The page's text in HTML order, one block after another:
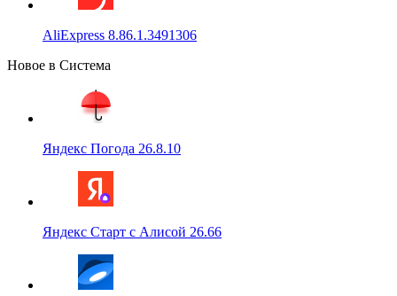
AliExpress 8.86.1.3491306
Новое в Система
Яндекс Погода 26.8.10
Яндекс Старт с Алисой 26.66